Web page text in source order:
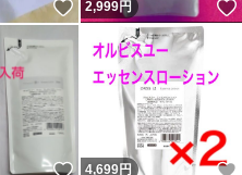
いいね！
2,999円
いいね！
4,699円